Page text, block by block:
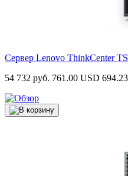
Сервер Lenovo ThinkCenter
54 732 руб. 761.00 USD